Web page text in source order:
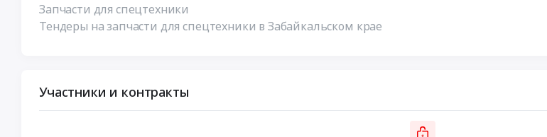
Запчасти для спецтехники
Тендеры на запчасти для спецтехники в Забайкальском крае
Участники и контракты